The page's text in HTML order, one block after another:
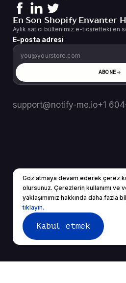
Göz atmaya devam ederek çerez
olursunuz. Çerezlerin kullanımı ve
yaklaşımımız hakkında daha fazla
tıklayın.
Kabul etmek
En Son Shopify Envanter
Aylık satıcı bültenimiz e-ticaretteki en
E-posta adresi
ABONE
support@notify-me.io+1
TR
© 2025 Tüm